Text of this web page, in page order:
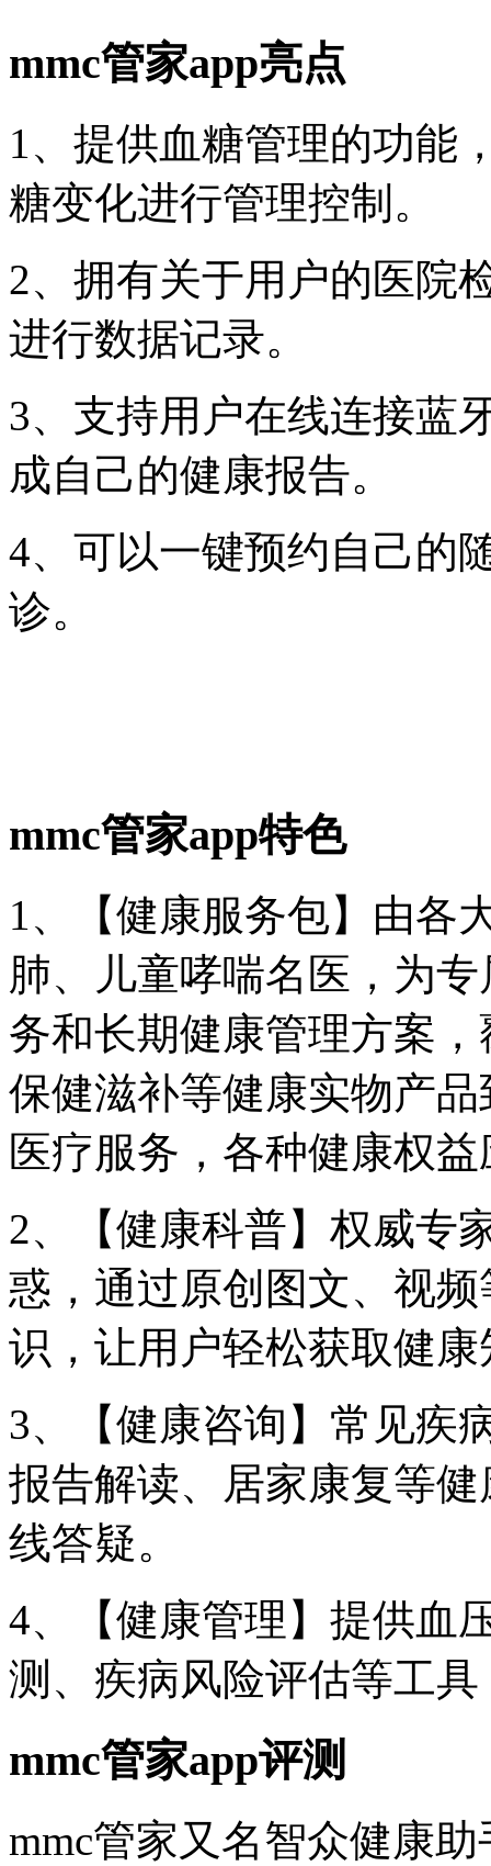
mmc管家app亮点
1、提供血糖管理的功能
糖变化进行管理控制。
2、拥有关于用户的医院
进行数据记录。
3、支持用户在线连接蓝
成自己的健康报告。
4、可以一键预约自己的
诊。
mmc管家app特色
1、【健康服务包】由各
肺、儿童哮喘名医，为
务和长期健康管理方案
保健滋补等健康实物产
医疗服务，各种健康权
2、【健康科普】权威专
惑，通过原创图文、视
识，让用户轻松获取健康
3、【健康咨询】常见疾
报告解读、居家康复等
线答疑。
4、【健康管理】提供血
测、疾病风险评估等工
mmc管家app评测
mmc管家又名智众健康